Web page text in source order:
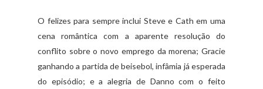
O felizes para sempre inclui Steve e Cath em uma
cena romântica com a aparente resolução do
conflito sobre o novo emprego da morena; Gracie
ganhando a partida de beisebol, infâmia já esperada
do episódio; e a alegria de Danno com o feito